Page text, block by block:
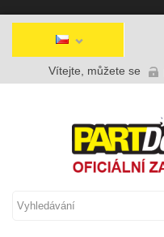
Vítejte, můžete se